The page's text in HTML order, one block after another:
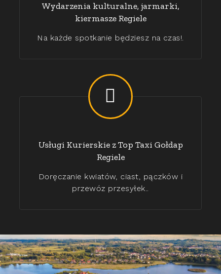
Wydarzenia kulturalne, jarmarki,
kiermasze Regiele
Na każde spotkanie będziesz na czas!.
Usługi Kurierskie z Top Taxi Gołdap
Regiele
Doręczanie kwiatów, ciast, pączków i
przewóz przesyłek..